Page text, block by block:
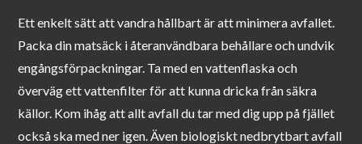
Ett enkelt sätt att vandra hållbart är att minimera avfallet.
Packa din matsäck i återanvändbara behållare och undvik
engångsförpackningar. Ta med en vattenflaska och
överväg ett vattenfilter för att kunna dricka från säkra
källor. Kom ihåg att allt avfall du tar med dig upp på fjället
också ska med ner igen. Även biologiskt nedbrytbart avfall